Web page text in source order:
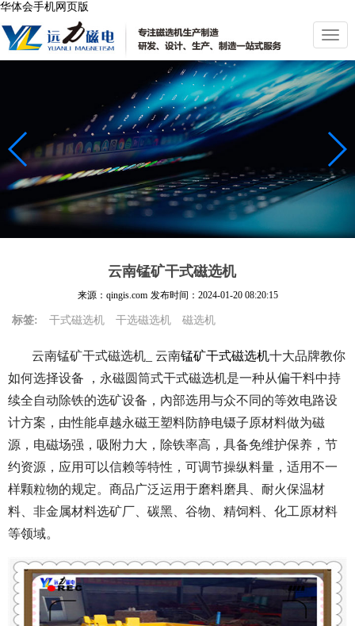
华体会手机网页版
切
换
导
航
云南锰矿干式磁选机
来源：qingis.com 发布时间： 2024-01-20 08:20:15
标签: 干式磁选机 干选磁选机 磁选机
云南锰矿干式磁选机_ 云南锰矿干式磁选机十大品牌教你
如何选择设备 ，永磁圆筒式干式磁选机是一种从偏干料中持
续全自动除铁的选矿设备，內部选用与众不同的等效电路设
计方案，由性能卓越永磁王塑料防静电镊子原材料做为磁
源，电磁场强，吸附力大，除铁率高，具备免维护保养，节
约资源，应用可以信赖等特性，可调节操纵料量，适用不一
样颗粒物的规定。商品广泛运用于磨料磨具、耐火保温材
料、非金属材料选矿厂、碳黑、谷物、精饲料、化工原材料
等领域。